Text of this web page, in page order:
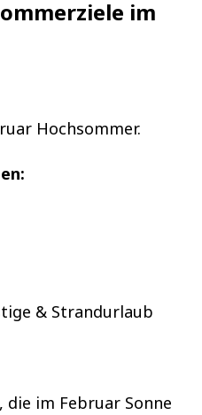
im
Hochsommer.
& Strandurlaub
im Februar Sonne